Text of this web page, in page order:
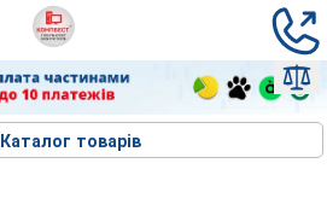
Каталог товарів